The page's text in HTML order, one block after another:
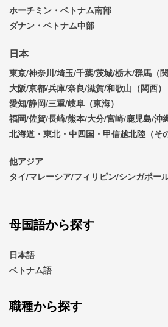
ホーチミン・ベトナム南部
ダナン・ベトナム中部
日本
東京/神奈川/埼玉/千葉/茨城/栃木/群馬（関
大阪/京都/兵庫/奈良/滋賀/和歌山（関西）
愛知/静岡/三重/岐阜（東海）
福岡/佐賀/長崎/熊本/大分/宮崎/鹿児島/沖
北海道・東北・中四国・甲信越北陸（そ
他アジア
タイ/マレーシア/フィリピン/シンガポー
母国語から探す
日本語
ベトナム語
職種から探す